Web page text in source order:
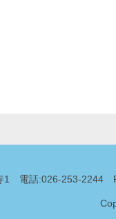
1 電話:026-253-2244